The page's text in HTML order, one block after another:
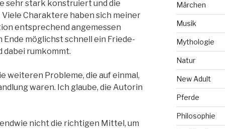
sehr stark konstruiert und die
Charaktere haben sich meiner
entsprechend angemessen
Ende möglichst schnell ein Friede-
dabei rumkommt.
weiteren Probleme, die auf einmal,
waren. Ich glaube, die Autorin
nicht die richtigen Mittel, um
Märchen
Musik
Mythologie
Natur
New Adult
Pferde
Philosophie